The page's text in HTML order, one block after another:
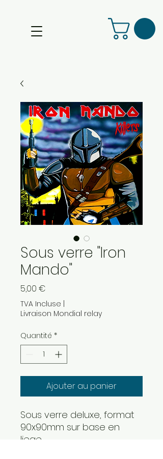
Sous verre "Iron
Mando"
5,00 €
TVA Incluse
Livraison Mondial relay
Quantité *
Ajouter au panier
Sous verre deluxe, format
90x90mm sur base en
liege